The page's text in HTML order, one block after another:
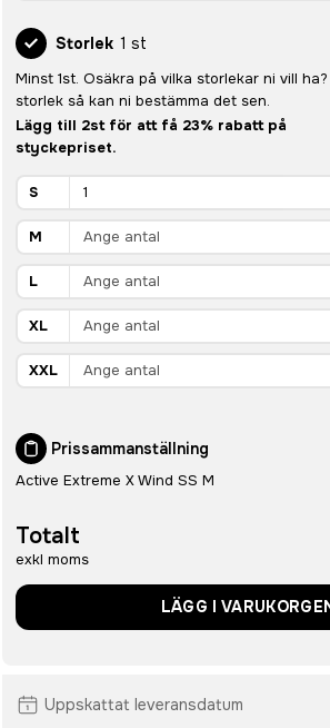
Storlek 1 st
Minst 1st. Osäkra på vilka storlekar ni vill
storlek så kan ni bestämma det sen.
Lägg till 2st för att få 23% rabatt på
styckepriset.
S
M
L
XL
XXL
Prissammanställning
Active Extreme X Wind SS M
Totalt
exkl moms
LÄGG I
Uppskattat leveransdatum